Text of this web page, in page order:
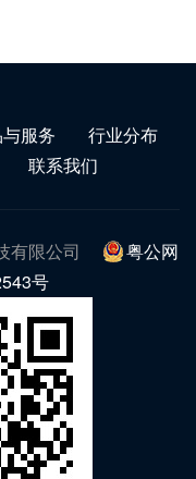
服务
行业分布
联系我们
有限公司
粤公网
号